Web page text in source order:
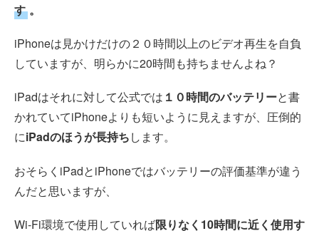
す 。
iPhoneは見かけだけの２０時間以上のビデオ再生を自負
していますが、明らかに20時間も持ちませんよね？
iPadはそれに対して公式では １０時間のバッテリーと書
かれていてiPhoneよりも短いように見えますが、圧倒的
にiPadのほうが長持ちします。
おそらくiPadとiPhoneではバッテリーの評価基準が違う
んだと思いますが、
Wi-Fi環境で使用していれば限りなく10時間に近く使用す